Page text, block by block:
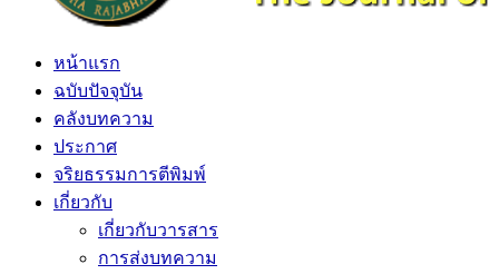
หน้าแรก
ฉบับปัจจุบัน
คลังบทความ
ประกาศ
จริยธรรมการตีพิมพ์
เกี่ยวกับ
เกี่ยวกับวารสาร
การส่งบทความ